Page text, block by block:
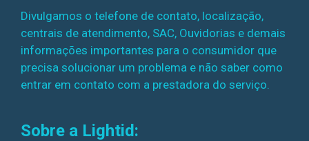
Divulgamos o telefone de contato, localização,
centrais de atendimento, SAC, Ouvidorias e demais
informações importantes para o consumidor que
precisa solucionar um problema e não saber como
entrar em contato com a prestadora do serviço.
Sobre a Lightid: